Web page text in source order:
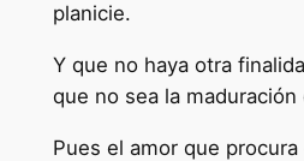
planicie.
Y que no haya otra
que no sea la
Pues el amor que